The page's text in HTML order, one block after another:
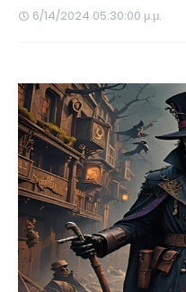
6/14/2024 05:30:00 μ.μ.